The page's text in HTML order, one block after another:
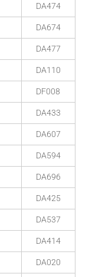
DA474
DA674
DA477
DA110
DF008
DA433
DA607
DA594
DA696
DA425
DA537
DA414
DA020